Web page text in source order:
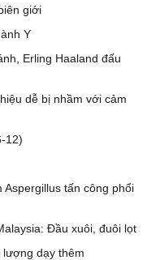
giới
Y
Erling Haaland đấu
dễ bị nhầm với cảm
12)
tấn công phổi
Đầu xuôi, đuôi lọt
dạy thêm